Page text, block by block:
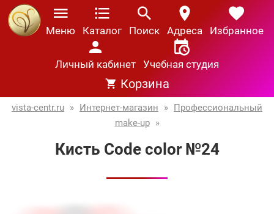
Меню Каталог Поиск Адреса Избранное
Личный кабинет Учебная студия
Корзина
vista-centr.ru » Интернет-магазин » Профессиональный
make-up »
Кисть Code сolor №24